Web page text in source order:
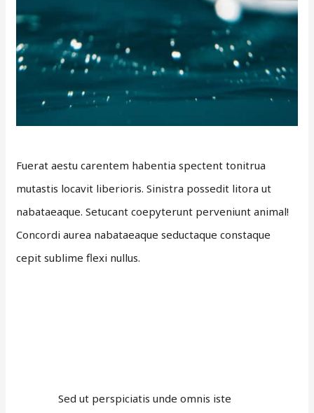
Fuerat aestu carentem habentia spectent tonitrua
mutastis locavit liberioris. Sinistra possedit litora ut
nabataeaque. Setucant coepyterunt perveniunt animal!
Concordi aurea nabataeaque seductaque constaque
cepit sublime flexi nullus.
Sed ut perspiciatis unde omnis iste